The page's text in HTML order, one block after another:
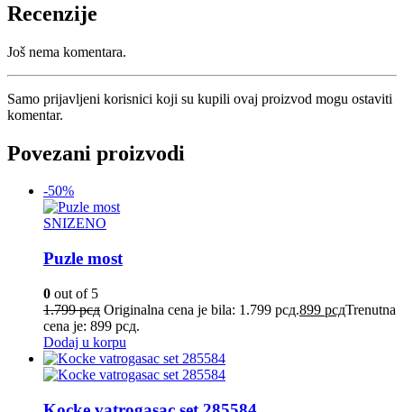
Recenzije
Još nema komentara.
Samo prijavljeni korisnici koji su kupili ovaj proizvod mogu ostaviti
komentar.
Povezani proizvodi
-50%
SNIZENO
Puzle most
0 out of 5
1.799рсд Originalna cena je bila: 1.799 рсд.899 рсдTrenutna
cena je: 899 рсд.
Dodaj u korpu